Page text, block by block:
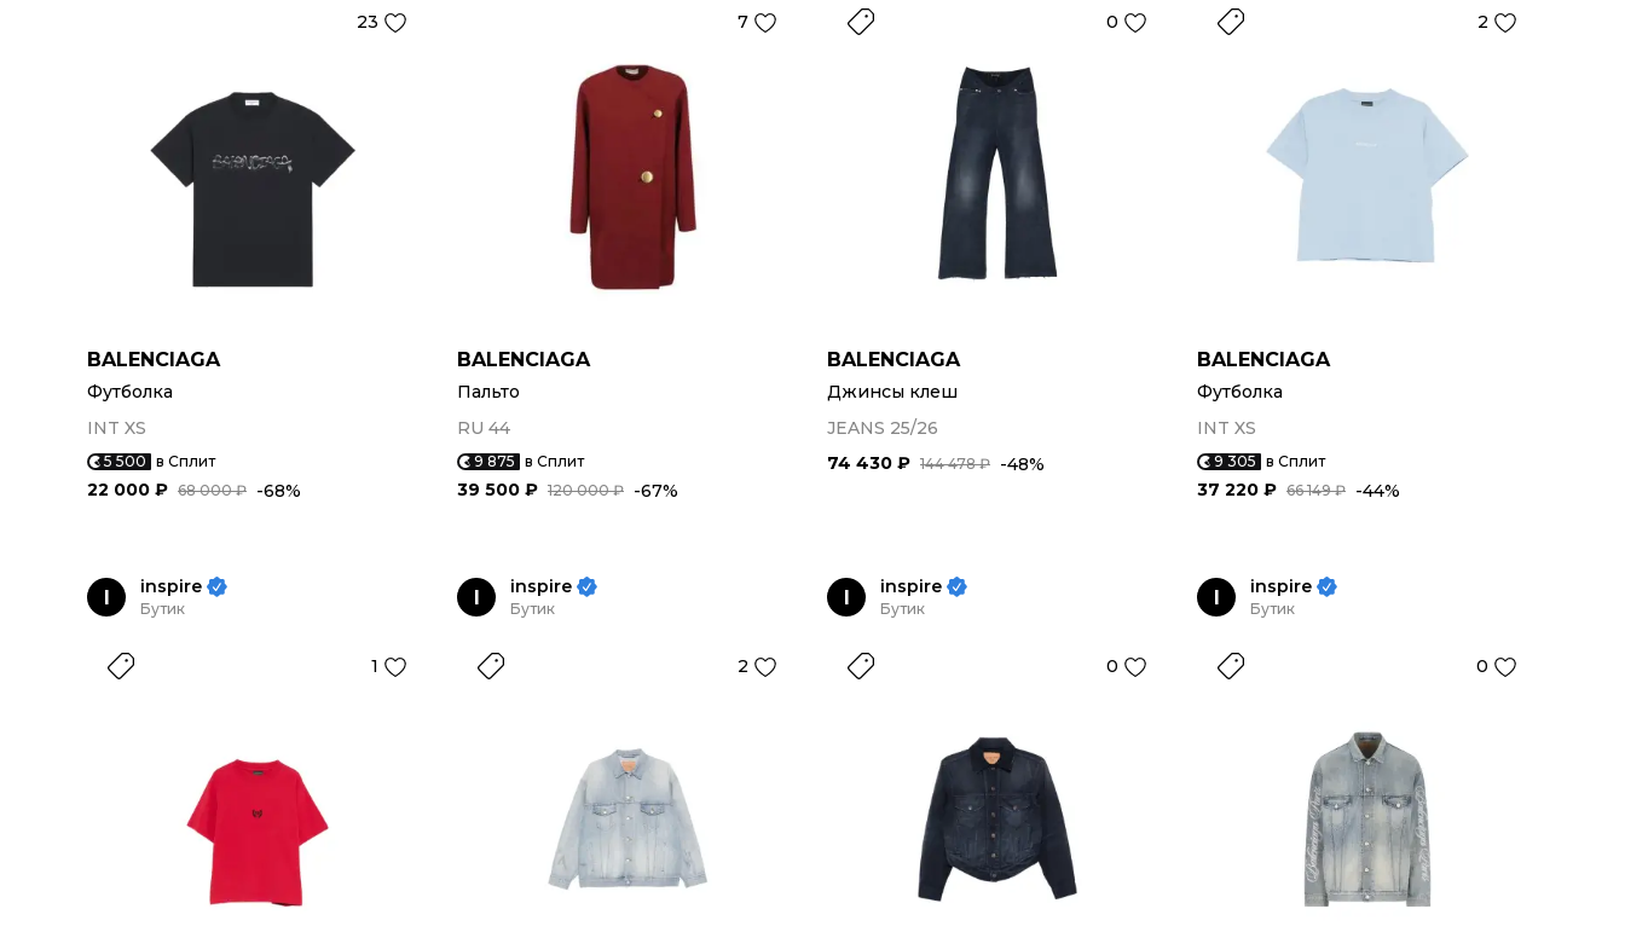
23
BALENCIAGA
Футболка
INT XS
5 500 в Сплит
68 000 ₽
22 000 ₽ -68%
7
BALENCIAGA
Пальто
RU 44
9 875 в Сплит
120 000 ₽
39 500 ₽ -67%
0
BALENCIAGA
Джинсы клеш
JEANS 25/26
144 478 ₽
74 430 ₽ -48%
2
BALENCIAGA
Футболка
INT XS
9 305 в Сплит
66 149 ₽
37 220 ₽ -44%
I inspire
Бутик
1
I inspire
Бутик
2
I inspire
Бутик
0
I inspire
Бутик
0